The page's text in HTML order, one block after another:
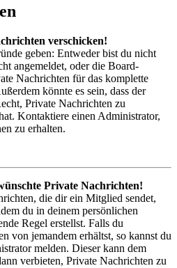
verschicken!
geben: Entweder bist du nicht
angemeldet, oder die Board-
Nachrichten für das komplette
könnte es sein, dass der
Private Nachrichten zu
Kontaktiere einen Administrator,
zu erhalten.
Private Nachrichten!
die dir ein Mitglied sendet,
du in deinem persönlichen
Regel erstellst. Falls du
von jemandem erhältst, so kannst du
melden. Dieser kann dem
verbieten, Private Nachrichten zu